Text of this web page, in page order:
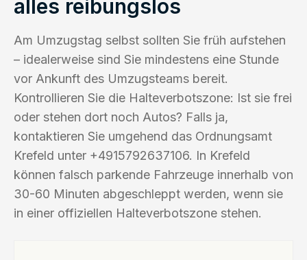
alles reibungslos
Am Umzugstag selbst sollten Sie früh aufstehen
– idealerweise sind Sie mindestens eine Stunde
vor Ankunft des Umzugsteams bereit.
Kontrollieren Sie die Halteverbotszone: Ist sie frei
oder stehen dort noch Autos? Falls ja,
kontaktieren Sie umgehend das Ordnungsamt
Krefeld unter +4915792637106. In Krefeld
können falsch parkende Fahrzeuge innerhalb von
30-60 Minuten abgeschleppt werden, wenn sie
in einer offiziellen Halteverbotszone stehen.